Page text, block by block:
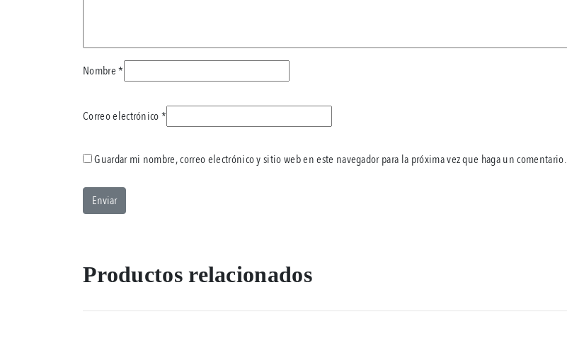
Nombre*
Correo electrónico*
Guardar mi nombre, correo electrónico y sitio web en este navegador para la próxima vez que haga un comentario.
Productos relacionados